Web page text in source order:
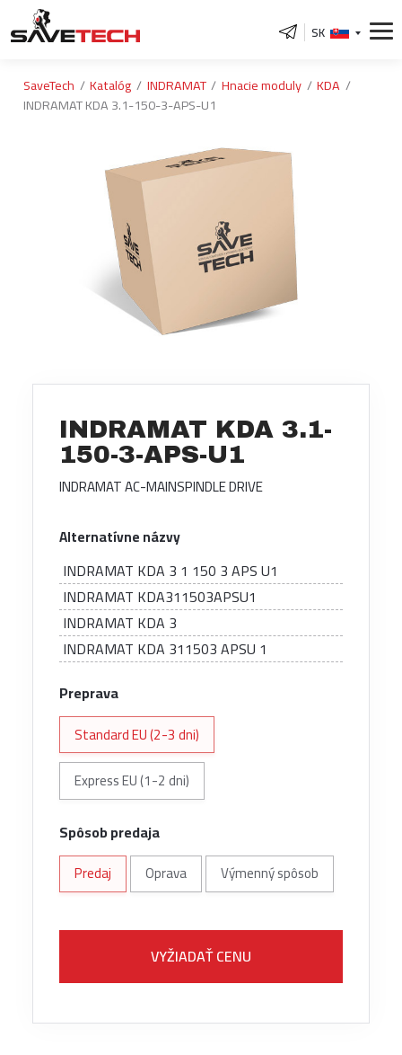
SK
SaveTech Katalóg INDRAMAT Hnacie moduly
KDA
INDRAMAT KDA 3.1-150-3-APS-U1
INDRAMAT KDA 3.1-
150-3-APS-U1
INDRAMAT AC-MAINSPINDLE DRIVE
Alternatívne názvy
INDRAMAT KDA 3 1 150 3 APS U1
INDRAMAT KDA311503APSU1
INDRAMAT KDA 3
INDRAMAT KDA 311503 APSU 1
Preprava
Standard EU (2-3 dni)
Express EU (1-2 dni)
Spôsob predaja
Predaj Oprava Výmenný spôsob
VYŽIADAŤ CENU